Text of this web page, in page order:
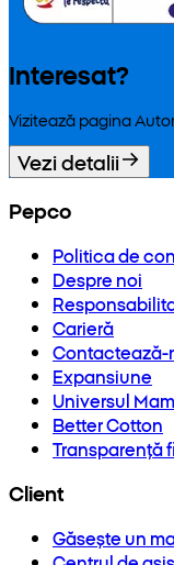
Interesat?
Vizitează pagina
Vezi detalii
Pepco
Politica de
Despre noi
Carieră
Contactează-
Expansiune
Universul
Better Cotton
Transparență
Client
Găsește un